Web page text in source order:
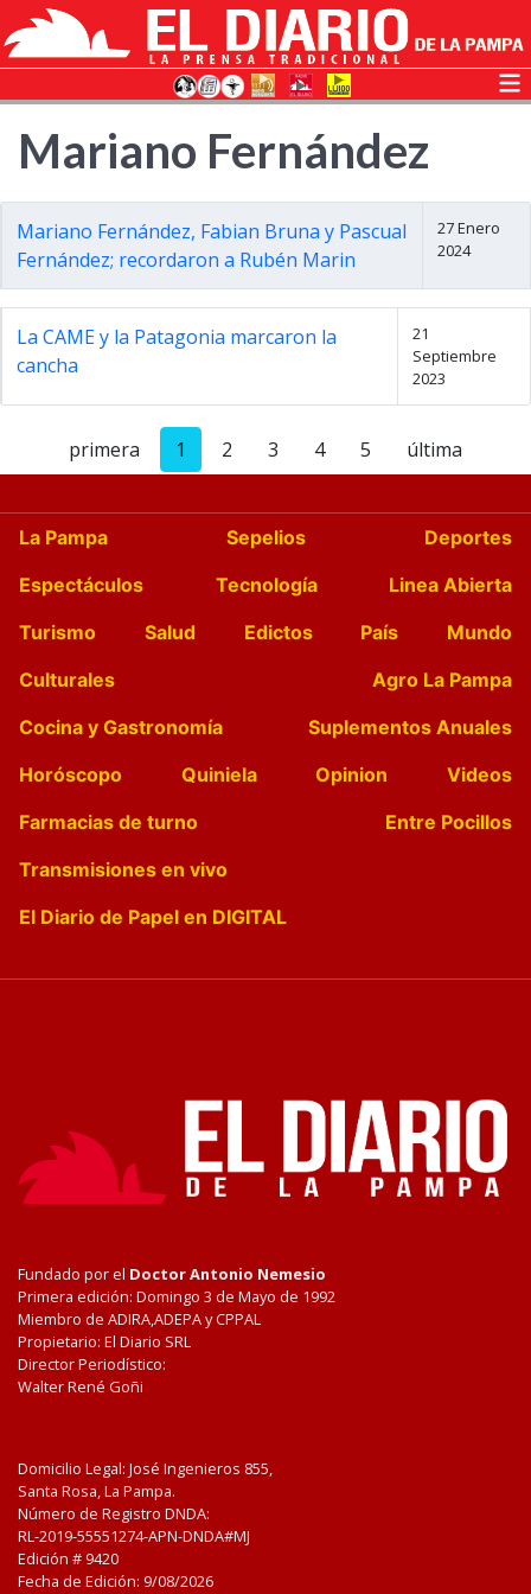
Mariano Fernández
Mariano Fernández, Fabian Bruna y Pascual
Fernández; recordaron a Rubén Marin
27 Enero
2024
La CAME y la Patagonia marcaron la
cancha
21
Septiembre
2023
primera 1 2 3 4 5 última
La Pampa Sepelios
Deportes
Espectáculos
Tecnología
Linea Abierta
Turismo
Salud Edictos País
Mundo
Culturales
Agro La Pampa
Cocina y Gastronomía
Suplementos Anuales
Horóscopo
Quiniela Opinion
Videos
Farmacias de turno
Entre Pocillos
Transmisiones en vivo
El Diario de Papel en DIGITAL
Fundado por el Doctor Antonio Nemesio
Primera edición: Domingo 3 de Mayo de 1992
Miembro de ADIRA,ADEPA y CPPAL
Propietario: El Diario SRL
Director Periodístico:
Walter René Goñi
Domicilio Legal: José Ingenieros 855,
Santa Rosa, La Pampa.
Número de Registro DNDA:
RL-2019-55551274-APN-DNDA#MJ
Edición # 9420
Fecha de Edición: 9/08/2026